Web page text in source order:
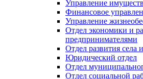
Управление
Финансовое
Управление
Отдел экономики и
предпринимателями
Отдел развития села
Юридический отдел
Отдел
Отдел социальной